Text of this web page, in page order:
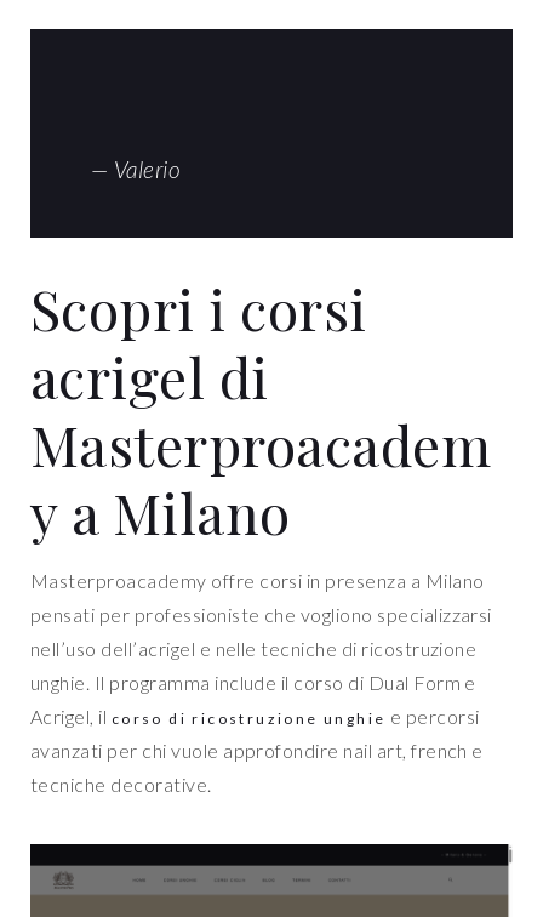
— Valerio
Scopri i corsi
acrigel di
Masterproacadem
y a Milano
Masterproacademy offre corsi in presenza a Milano
pensati per professioniste che vogliono specializzarsi
nell’uso dell’acrigel e nelle tecniche di ricostruzione
unghie. Il programma include il corso di Dual Form e
Acrigel, il corso di ricostruzione unghie e percorsi
avanzati per chi vuole approfondire nail art, french e
tecniche decorative.